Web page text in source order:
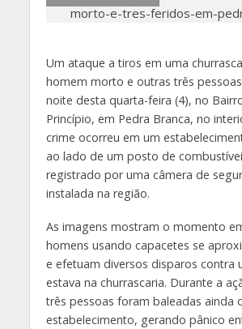
Um ataque a tiros em uma
homem morto e outras três
noite desta quarta-feira (4), no
Princípio, em Pedra Branca, no
crime ocorreu em um
ao lado de um posto de
registrado por uma câmera de
instalada na região.
As imagens mostram o momento
homens usando capacetes se
e efetuam diversos disparos contra
estava na churrascaria. Durante a
três pessoas foram baleadas ainda
estabelecimento, gerando pânico